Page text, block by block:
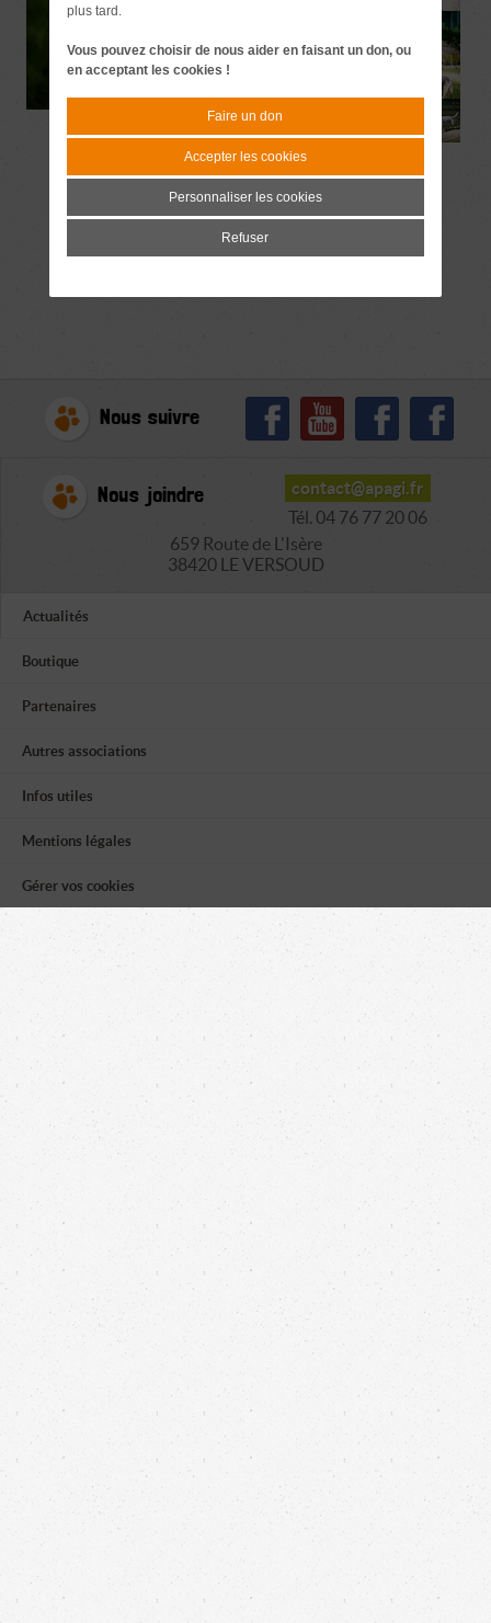
Nous suivre
Nous joindre
contact@apagi.fr
Tél. 04 76 77 20 06
659 Route de L'Isère
38420 LE VERSOUD
Actualités
Boutique
Partenaires
Autres associations
Infos utiles
Mentions légales
Gérer vos cookies
plus tard.
Vous pouvez choisir de nous aider en faisant un don, ou
en acceptant les cookies !
Faire un don
Accepter les cookies
Personnaliser les cookies
Refuser